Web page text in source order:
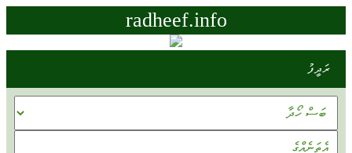
radheef.info
ރަދީފު